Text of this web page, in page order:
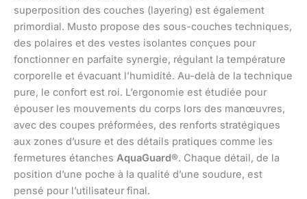
superposition des couches (layering) est également
primordial. Musto propose des sous-couches techniques,
des polaires et des vestes isolantes conçues pour
fonctionner en parfaite synergie, régulant la température
corporelle et évacuant l’humidité. Au-delà de la technique
pure, le confort est roi. L’ergonomie est étudiée pour
épouser les mouvements du corps lors des manœuvres,
avec des coupes préformées, des renforts stratégiques
aux zones d’usure et des détails pratiques comme les
fermetures étanches AquaGuard®. Chaque détail, de la
position d’une poche à la qualité d’une soudure, est
pensé pour l’utilisateur final.